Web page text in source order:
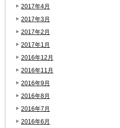
2017年4月
2017年3月
2017年2月
2017年1月
2016年12月
2016年11月
2016年9月
2016年8月
2016年7月
2016年6月